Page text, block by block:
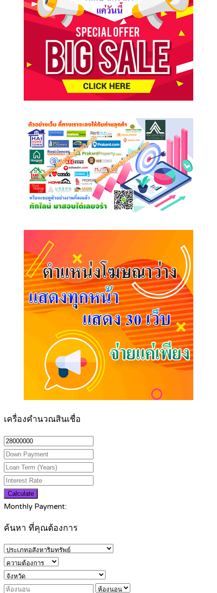
เครื่องคำนวณสินเชื่อ
Calculate
Monthly Payment:
ค้นหา ที่คุณต้องการ